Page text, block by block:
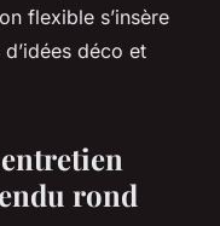
flexible s’insère
déco et
rond